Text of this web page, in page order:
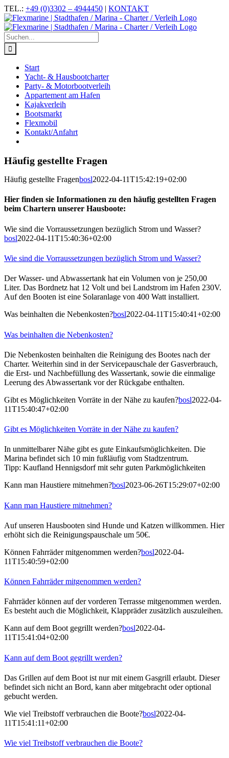
Zum
Inhalt
springen
Facebook
Instagram
YouTube
TEL.: +49 (0)3302 – 4944450 | KONTAKT
Suche
nach:
Start
Yacht- & Hausbootcharter
Party- & Motorbootverleih
Appartement am Hafen
Kajakverleih
Bootsmarkt
Flexmobil
Kontakt/Anfahrt
Häufig gestellte Fragen
Häufig gestellte Fragenbosl2022-04-11T15:42:19+02:00
Hier finden sie Informationen zu den häufig gestellten Fragen
beim Chartern unserer Hausboote:
Wie sind die Vorraussetzungen bezüglich Strom und Wasser?
bosl2022-04-11T15:40:36+02:00
Wie sind die Vorraussetzungen bezüglich Strom und Wasser?
Der Wasser- und Abwassertank hat ein Volumen von je 250,00
Liter. Das Bordnetz hat 12 Volt und bei Landstrom im Hafen 230V.
Auf den Booten ist eine Solaranlage von 400 Watt installiert.
Was beinhalten die Nebenkosten?bosl2022-04-11T15:40:41+02:00
Was beinhalten die Nebenkosten?
Die Nebenkosten beinhalten die Reinigung des Bootes nach der
Charter. Weiterhin sind in der Servicepauschale der Gasverbrauch,
die Erst- und Nachbefüllung des Wassertank, sowie die einmalige
Leerung des Abwassertank vor der Rückgabe enthalten.
Gibt es Möglichkeiten Vorräte in der Nähe zu kaufen?bosl2022-04-
11T15:40:47+02:00
Gibt es Möglichkeiten Vorräte in der Nähe zu kaufen?
In unmittelbarer Nähe gibt es gute Einkaufsmöglichkeiten. Die
Marina befindet sich 10 min fußläufig vom Stadtzentrum.
Tipp: Kaufland Hennigsdorf mit sehr guten Parkmöglichkeiten
Kann man Haustiere mitnehmen?bosl2023-06-26T15:29:07+02:00
Kann man Haustiere mitnehmen?
Auf unseren Hausbooten sind Hunde und Katzen willkommen. Hier
erhöht sich die Reinigungspauschale um 50€.
Können Fahrräder mitgenommen werden?bosl2022-04-
11T15:40:59+02:00
Können Fahrräder mitgenommen werden?
Fahrräder können auf der vorderen Terrasse mitgenommen werden.
Es besteht auch die Möglichkeit, Klappräder zusätzlich auszuleihen.
Kann auf dem Boot gegrillt werden?bosl2022-04-
11T15:41:04+02:00
Kann auf dem Boot gegrillt werden?
Das Grillen auf dem Boot ist nur mit einem Gasgrill erlaubt. Dieser
befindet sich nicht an Bord, kann aber mitgebracht oder optional
gebucht werden.
Wie viel Treibstoff verbrauchen die Boote?bosl2022-04-
11T15:41:11+02:00
Wie viel Treibstoff verbrauchen die Boote?